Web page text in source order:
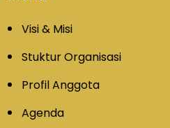
Visi & Misi
Stuktur Organisasi
Profil Anggota
Agenda